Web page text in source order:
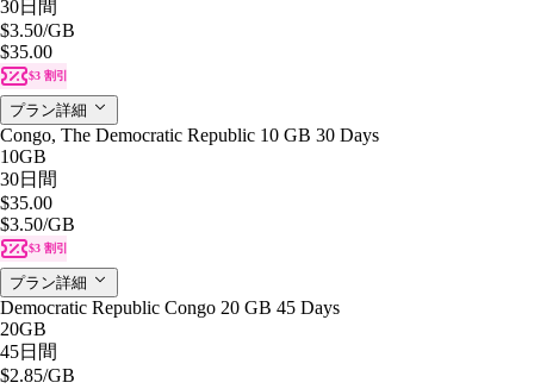
30日間
$3.50/GB
$35.00
$3 割引
プラン詳細
Congo, The Democratic Republic 10 GB 30 Days
10GB
30日間
$35.00
$3.50/GB
$3 割引
プラン詳細
Democratic Republic Congo 20 GB 45 Days
20GB
45日間
$2.85/GB